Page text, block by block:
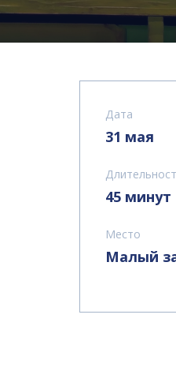
Дата
31 мая
45 минут
Место
Малый